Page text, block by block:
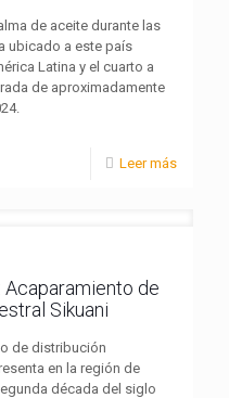
de aceite durante las
ubicado a este país
Latina y el cuarto a
de aproximadamente
Leer más
Acaparamiento de
Sikuani
de distribución
en la región de
década del siglo